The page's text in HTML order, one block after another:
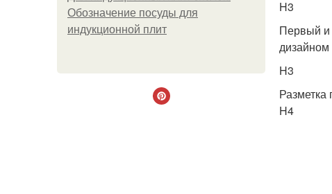
Обозначение посуды для
индукционной плит
H3
Первый и
H3
H4